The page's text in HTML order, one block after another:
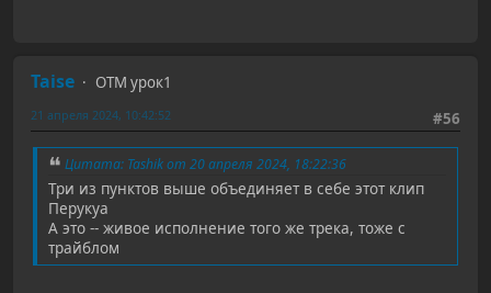
Taise
ОТМ урок1
#56
21 апреля 2024, 10:42:52
Цитата: Tashik от 20 апреля 2024, 18:22:36
Три из пунктов выше объединяет в себе этот клип
Перукуа
А это -- живое исполнение того же трека, тоже с
трайблом